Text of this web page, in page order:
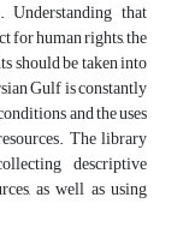
that
for human rights, the
should be taken into
Gulf is constantly
and the uses
The library
descriptive
as well as using